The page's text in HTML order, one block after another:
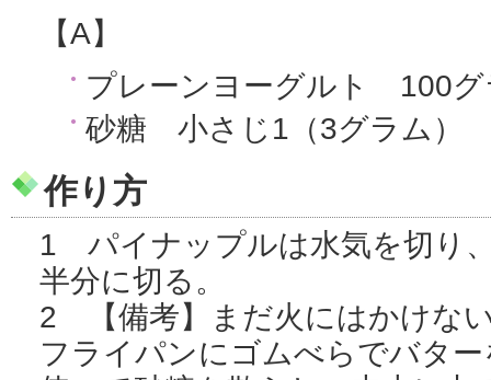
【A】
プレーンヨーグルト 100グ
砂糖 小さじ1（3グラム）
作り方
1 パイナップルは水気を切り
半分に切る。
2 【備考】まだ火にはかけな
フライパンにゴムべらでバタ